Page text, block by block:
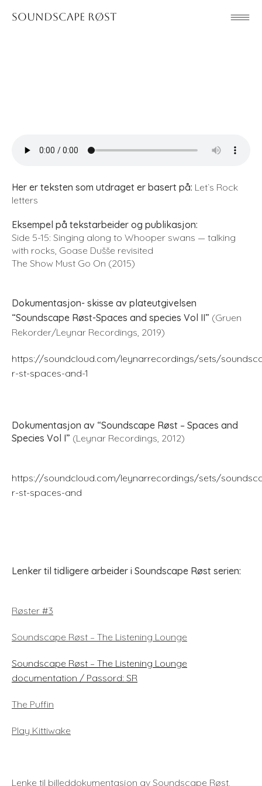
Soundscape Røst
Her er teksten som utdraget er basert på: Let`s Rock
letters
Eksempel på tekstarbeider og publikasjon:
Side 5-15: Singing along to Whooper swans — talking
with rocks, Goase Dušše revisited
The Show Must Go On (2015)
Dokumentasjon- skisse av plateutgivelsen
“Soundscape Røst-Spaces and species Vol II” (Gruen
Rekorder/Leynar Recordings, 2019)
https://soundcloud.com/leynarrecordings/sets/
r-st-spaces-and-1
Dokumentasjon av “Soundscape Røst – Spaces and
Species Vol I” (Leynar Recordings, 2012)
https://soundcloud.com/leynarrecordings/sets/
r-st-spaces-and
Lenker til tidligere arbeider i Soundscape Røst serien:
Røster #3
Soundscape Røst – The Listening Lounge
Soundscape Røst – The Listening Lounge
documentation / Passord: SR
The Puffin
Play Kittiwake
Lenke til billeddokumentasjon av Soundscape Røst,